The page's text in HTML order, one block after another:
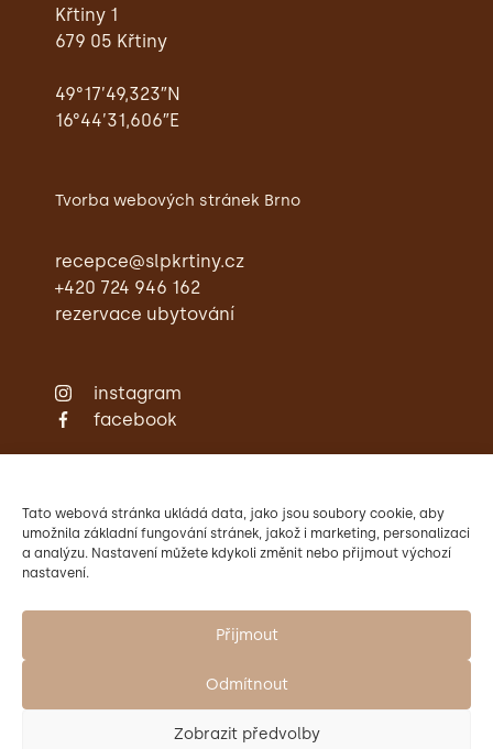
Tato webová stránka ukládá data, jako jsou soubory cookie, aby
umožnila základní fungování stránek, jakož i marketing, personalizaci
a analýzu. Nastavení můžete kdykoli změnit nebo přijmout výchozí
nastavení.
Přijmout
Odmítnout
Zobrazit předvolby
Křtiny 1
679 05 Křtiny
49°17’49,323″N
16°44’31,606″E
Tvorba webových stránek Brno
recepce@slpkrtiny.cz
+420 724 946 162
rezervace ubytování
instagram
facebook
Svatby
Konference
Aktivity
Kontakty
je Mendelova univerzita v Brně.